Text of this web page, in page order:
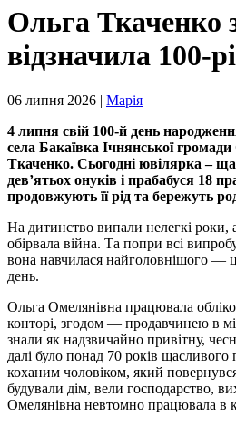
Ольга Ткаченко
відзначила 100-
06 липня 2026 | Марія
4 липня свій 100-й день
села Бакаївка Ічнянської
Ткаченко. Сьогодні ювілярка –
дев’ятьох онуків і прабабуся 18
продовжують її рід та бережуть
На дитинство випали нелегкі роки,
обірвала війна. Та попри всі
вона навчилася найголовнішого —
день.
Ольга Омелянівна працювала
конторі, згодом — продавчинею в
знали як надзвичайно привітну,
далі було понад 70 років
коханим чоловіком, який
будували дім, вели господарство,
Омелянівна невтомно працювала в